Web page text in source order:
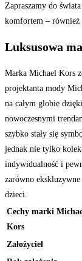
Zapraszamy do
komfortem – również
Luksusowa
Marka Michael Kors
projektanta mody
na całym globie
nowoczesnymi
szybko stały się
jednak nie tylko
indywidualność i
zarówno
dzieci.
Cechy marki
Kors
Założyciel